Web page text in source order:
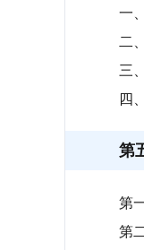
一
二
三
四
第
第
第